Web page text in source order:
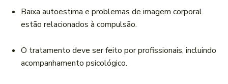
Baixa autoestima e problemas de imagem corporal
estão relacionados à compulsão.
O tratamento deve ser feito por profissionais, incluindo
acompanhamento psicológico.